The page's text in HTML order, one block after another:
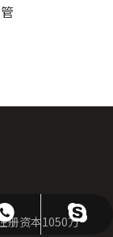
册资本1050万